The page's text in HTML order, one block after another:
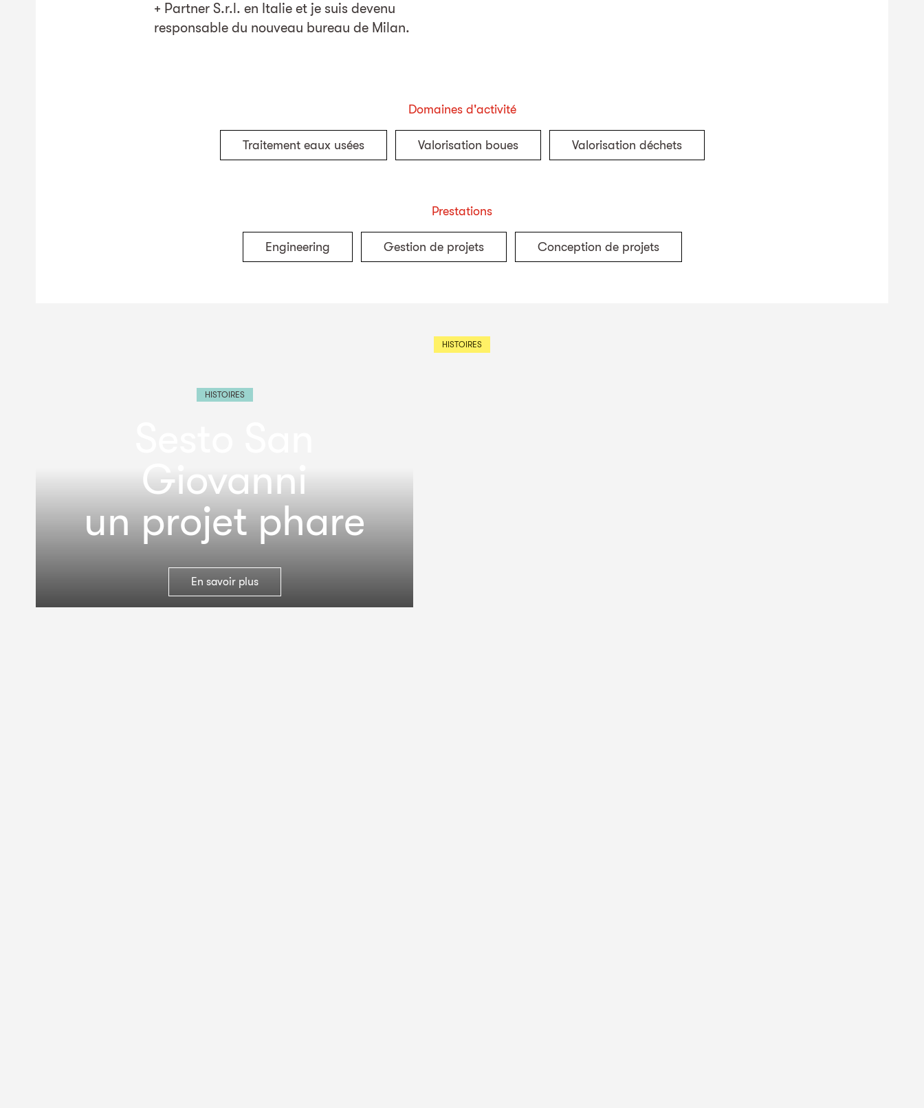
+ Partner S.r.l. en Italie et je suis devenu
responsable du nouveau bureau de Milan.
Domaines d'activité
Traitement eaux usées Valorisation boues Valorisation déchets
Prestations
Engineering Gestion de projets Conception de projets
HISTOIRES
HISTOIRES
Giovanni
un projet phare
En savoir plus